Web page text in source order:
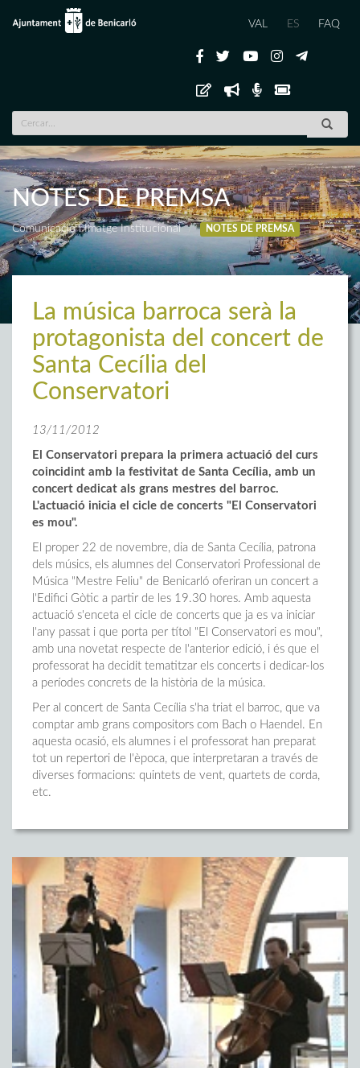
VAL ES FAQ
NOTES DE PREMSA
Comunicació i Imatge Institucional NOTES DE PREMSA
La música barroca serà la
protagonista del concert de
Santa Cecília del
Conservatori
13/11/2012
El Conservatori prepara la primera actuació del curs
coincidint amb la festivitat de Santa Cecília, amb un
concert dedicat als grans mestres del barroc.
L'actuació inicia el cicle de concerts "El Conservatori
es mou".
El proper 22 de novembre, dia de Santa Cecília, patrona
dels músics, els alumnes del Conservatori Professional de
Música "Mestre Feliu" de Benicarló oferiran un concert a
l'Edifici Gòtic a partir de les 19.30 hores. Amb aquesta
actuació s'enceta el cicle de concerts que ja es va iniciar
l'any passat i que porta per títol "El Conservatori es mou",
amb una novetat respecte de l'anterior edició, i és que el
professorat ha decidit tematitzar els concerts i dedicar-los
a períodes concrets de la història de la música.
Per al concert de Santa Cecília s'ha triat el barroc, que va
comptar amb grans compositors com Bach o Haendel. En
aquesta ocasió, els alumnes i el professorat han preparat
tot un repertori de l'època, que interpretaran a través de
diverses formacions: quintets de vent, quartets de corda,
etc.